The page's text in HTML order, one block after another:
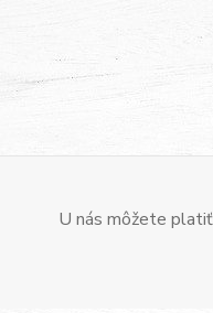
U nás môžete